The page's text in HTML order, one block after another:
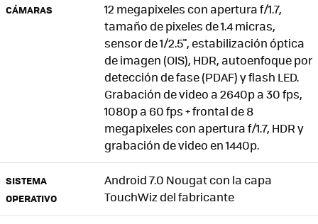
CÁMARAS
12 megapixeles con apertura f/1.7,
tamaño de pixeles de 1.4 micras,
sensor de 1/2.5", estabilización óptica
de imagen (OIS), HDR, autoenfoque por
detección de fase (PDAF) y flash LED.
Grabación de video a 2640p a 30 fps,
1080p a 60 fps + frontal de 8
megapixeles con apertura f/1.7, HDR y
grabación de video en 1440p.
SISTEMA
OPERATIVO
Android 7.0 Nougat con la capa
TouchWiz del fabricante